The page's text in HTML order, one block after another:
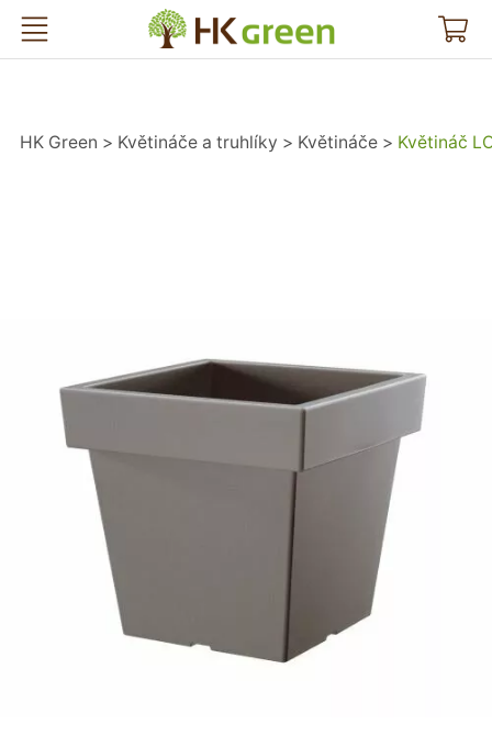
HK Green
HK Green Květináče a truhlíky Květináče Květináč